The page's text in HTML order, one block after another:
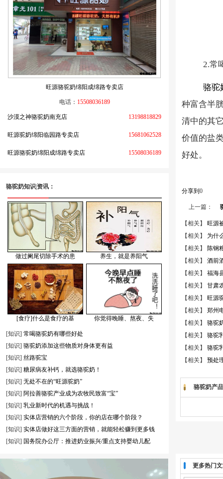
旺源骆驼奶绵阳成绵路专卖店
电话： 15508036189
沙漠之神骆驼奶南充店 13198818829
旺源驼奶绵阳临园路专卖店 15681062528
旺源骆驼奶绵阳成绵路专卖店 15508036189
骆驼奶知识 资讯：
做过阑尾切除手术的患 养生，就是养阳气
[食疗]什么是食疗的基 你觉得晚睡、熬夜、失
[知识] 常喝骆驼奶有哪些好处
[知识] 骆驼奶添加这些物质对身体更有益
[知识] 丝路驼宝
[知识] 糖尿病友补钙，就选骆驼奶！
[知识] 无处不在的“旺源驼奶”
[知识] 阿拉善骆驼产业成为农牧民致富“宝”
[知识] 乳业新时代的机遇与挑战！
[知识] 实体店营销的六个阶段，你的店在哪个阶段？
[知识] 实体店做好这三方面的营销，就能轻松赚到更多钱
[知识] 国务院办公厅：推进奶业振兴/重点支持婴幼儿配
2.常
骆驼
种富含半
清中的其
价值的盐
好处。
分享到 0
上一篇：
【相关】 旺源
【相关】 为什
【相关】 陈钢
【相关】 酒前
【相关】 福海
【相关】 甘肃
【相关】 旺源
【相关】 郑州
【相关】 骆驼
【相关】 骆驼
【相关】 骆驼
【相关】 预处
骆驼奶产
更多热门